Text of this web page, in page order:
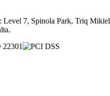
Level 7, Spinola Park, Triq Mikiel